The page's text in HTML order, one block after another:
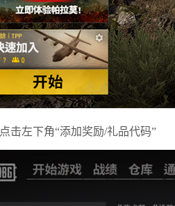
点击左下角“添加奖励/礼品代码”